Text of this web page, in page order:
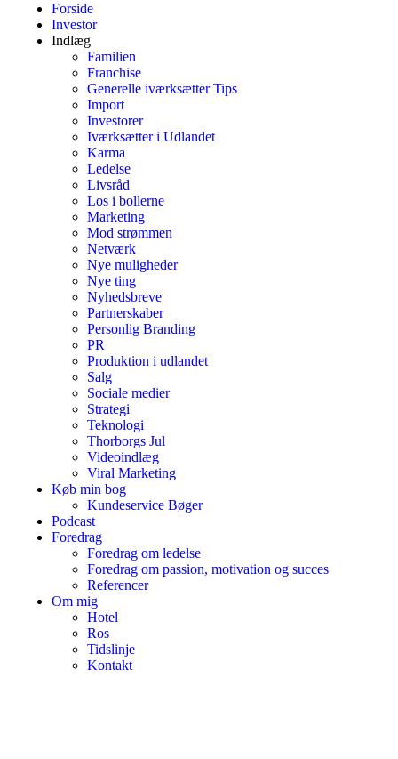
Forside
Investor
Indlæg
Familien
Franchise
Generelle iværksætter Tips
Import
Investorer
Iværksætter i Udlandet
Karma
Ledelse
Livsråd
Los i bollerne
Marketing
Mod strømmen
Netværk
Nye muligheder
Nye ting
Nyhedsbreve
Partnerskaber
Personlig Branding
PR
Produktion i udlandet
Salg
Sociale medier
Strategi
Teknologi
Thorborgs Jul
Videoindlæg
Viral Marketing
Køb min bog
Kundeservice Bøger
Podcast
Foredrag
Foredrag om ledelse
Foredrag om passion, motivation og succes
Referencer
Om mig
Hotel
Ros
Tidslinje
Kontakt